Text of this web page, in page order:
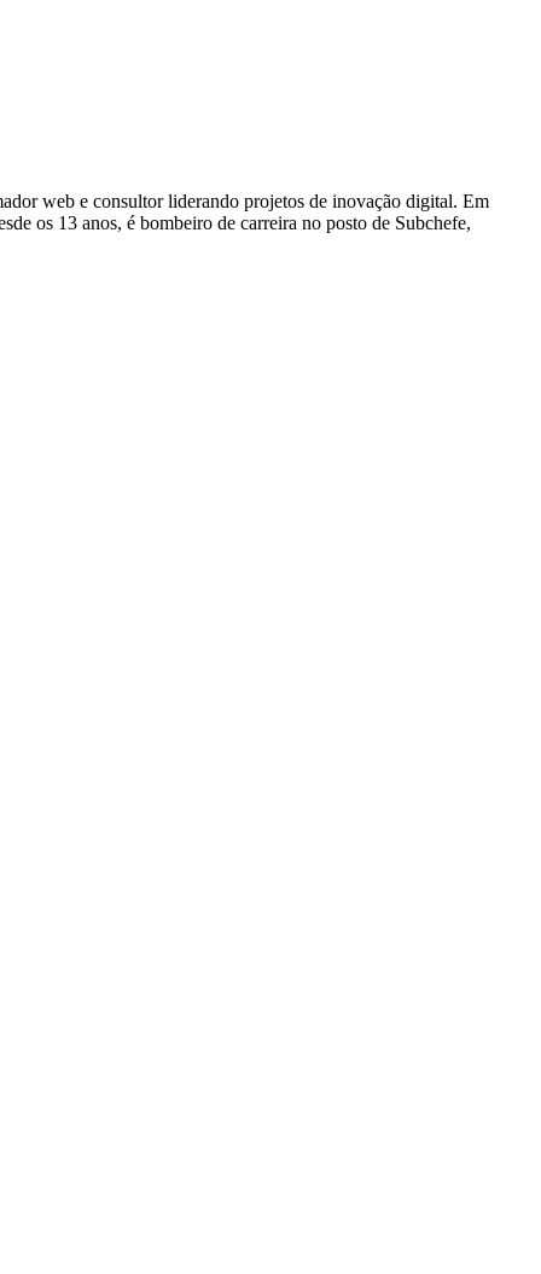
web e consultor liderando projetos de inovação digital. Em
os 13 anos, é bombeiro de carreira no posto de Subchefe,